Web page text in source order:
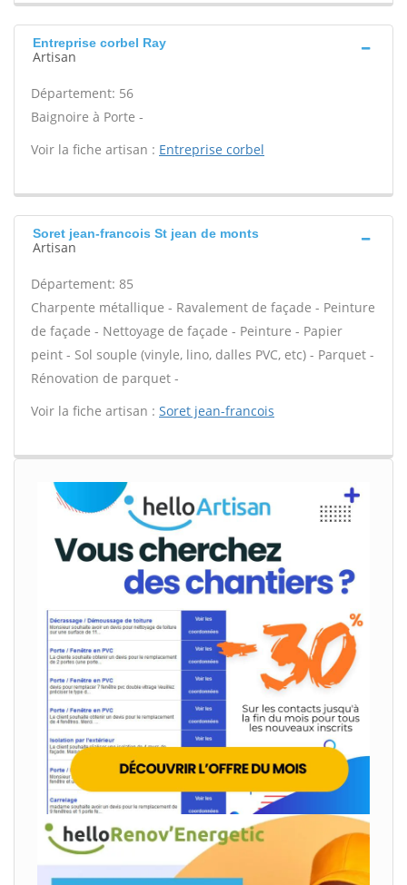
Entreprise corbel Ray
Artisan
Département: 56
Baignoire à Porte -
Voir la fiche artisan : Entreprise corbel
Soret jean-francois St jean de monts
Artisan
Département: 85
Charpente métallique - Ravalement de façade - Peinture
de façade - Nettoyage de façade - Peinture - Papier
peint - Sol souple (vinyle, lino, dalles PVC, etc) - Parquet -
Rénovation de parquet -
Voir la fiche artisan : Soret jean-francois